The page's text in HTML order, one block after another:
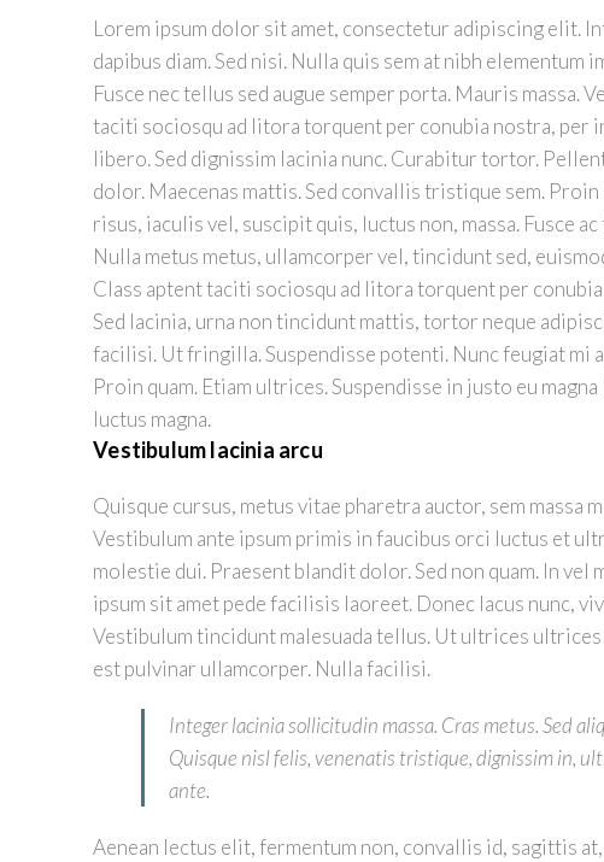
Lorem ipsum dolor sit amet, consectetur adipiscing elit.
dapibus diam. Sed nisi. Nulla quis sem at nibh
Fusce nec tellus sed augue semper porta. Mauris massa.
taciti sociosqu ad litora torquent per conubia nostra, per
libero. Sed dignissim lacinia nunc. Curabitur tortor.
dolor. Maecenas mattis. Sed convallis tristique sem.
risus, iaculis vel, suscipit quis, luctus non, massa. Fusce
Nulla metus metus, ullamcorper vel, tincidunt sed,
Class aptent taciti sociosqu ad litora torquent per
Sed lacinia, urna non tincidunt mattis, tortor neque
facilisi. Ut fringilla. Suspendisse potenti. Nunc feugiat mi
Proin quam. Etiam ultrices. Suspendisse in justo eu
luctus magna.
Vestibulum lacinia arcu
Quisque cursus, metus vitae pharetra auctor, sem massa
Vestibulum ante ipsum primis in faucibus orci luctus et
molestie dui. Praesent blandit dolor. Sed non quam. In
ipsum sit amet pede facilisis laoreet. Donec lacus nunc,
Vestibulum tincidunt malesuada tellus. Ut ultrices
est pulvinar ullamcorper. Nulla facilisi.
Integer lacinia sollicitudin massa. Cras metus. Sed
Quisque nisl felis, venenatis tristique, dignissim in,
ante.
Aenean lectus elit, fermentum non, convallis id, sagittis